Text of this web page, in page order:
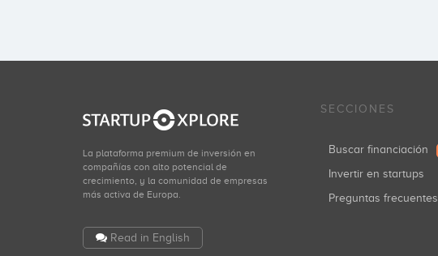
La plataforma premium de inversión en
compañías con alto potencial de
crecimiento, y la comunidad de empresas
más activa de Europa.
Read in English
SECCIONES
Buscar financiación
Invertir en startups
Preguntas frecuentes